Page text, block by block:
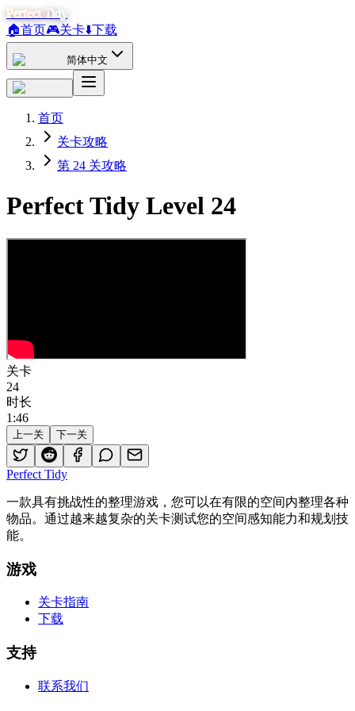
Perfect Tidy
🏠首页🎮关卡⬇️下载
简体中文
首页
关卡攻略
第 24 关攻略
Perfect Tidy Level 24
关卡
24
时长
1 :46
上一关 下一关
Perfect Tidy
一款具有挑战性的整理游戏，您可以在有限的空间内整理各种
物品。通过越来越复杂的关卡测试您的空间感知能力和规划技
能。
游戏
关卡指南
下载
支持
联系我们